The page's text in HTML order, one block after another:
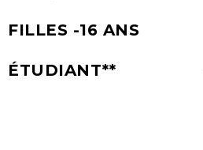
FILLES -16 ANS
ÉTUDIANT**